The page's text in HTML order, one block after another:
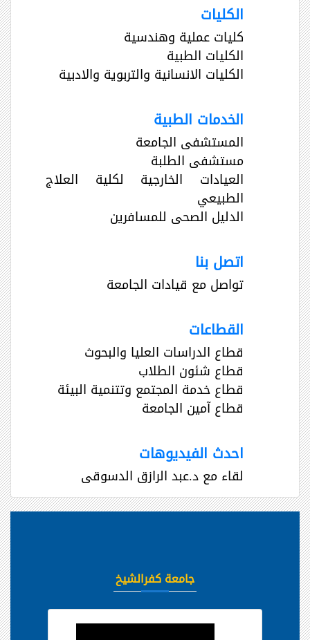
الكليات
كليات عملية وهندسية
الكليات الطبية
الكليات الانسانية والتربوية والادبية
الخدمات الطبية
المستشفى الجامعة
مستشفى الطلبة
العيادات الخارجية لكلية العلاج
الطبيعي
الدليل الصحى للمسافرين
اتصل بنا
تواصل مع قيادات الجامعة
القطاعات
قطاع الدراسات العليا والبحوث
قطاع شئون الطلاب
قطاع خدمة المجتمع وتتنمية البيئة
قطاع آمين الجامعة
احدث الفيديوهات
لقاء مع د.عبد الرازق الدسوقى
جامعة كفرالشيخ